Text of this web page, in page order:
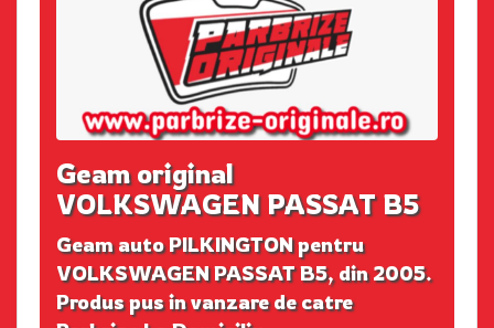
Geam original
VOLKSWAGEN PASSAT B5
Geam auto PILKINGTON pentru
VOLKSWAGEN PASSAT B5, din 2005.
Produs pus in vanzare de catre